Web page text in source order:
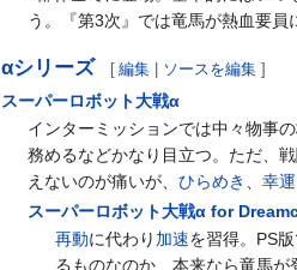
う。『第3次』では竜馬が熱血要
αシリーズ [ 編集 ソースを編集 ]
スーパーロボット大戦α
インターミッションでは中々物事
務めるなどかなり目立つ。ただ、
えないのが痛いが、ひらめき 、幸運
スーパーロボット大戦α for
再動に代わり 加速を習得。PS
るものなのか、本来なら竜馬